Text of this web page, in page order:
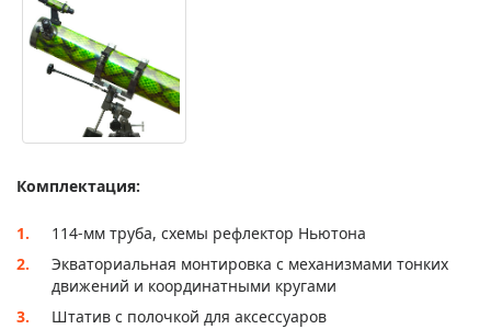
Комплектация:
114-мм труба, схемы рефлектор Ньютона
Экваториальная монтировка с механизмами тонких
движений и координатными кругами
Штатив с полочкой для аксессуаров